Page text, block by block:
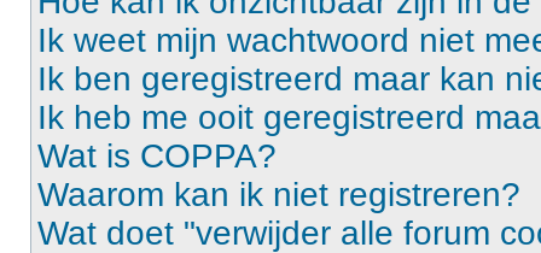
Ik weet mijn wachtwoord niet
Ik ben geregistreerd maar kan
Ik heb me ooit geregistreerd
Wat is COPPA?
Waarom kan ik niet registreren?
Wat doet "verwijder alle forum